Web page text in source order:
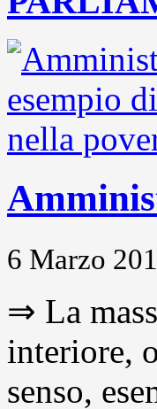
6 Marzo
⇒ La
interiore,
senso,